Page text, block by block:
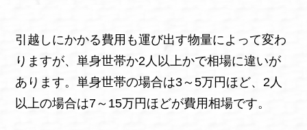
引越しにかかる費用も運び出す物量によって変わ
りますが、単身世帯か2人以上かで相場に違いが
あります。単身世帯の場合は3～5万円ほど、2人
以上の場合は7～15万円ほどが費用相場です。